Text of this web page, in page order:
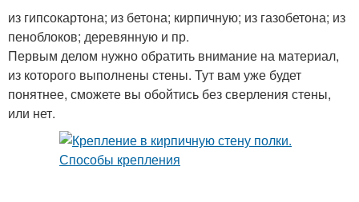
из гипсокартона; из бетона; кирпичную; из газобетона; из
пеноблоков; деревянную и пр.
Первым делом нужно обратить внимание на материал,
из которого выполнены стены. Тут вам уже будет
понятнее, сможете вы обойтись без сверления стены,
или нет.